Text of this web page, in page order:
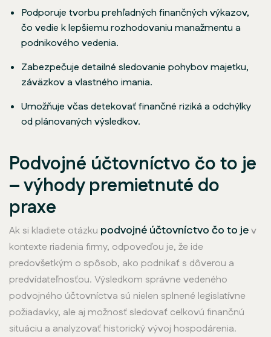
Podporuje tvorbu prehľadných finančných výkazov,
čo vedie k lepšiemu rozhodovaniu manažmentu a
podnikového vedenia.
Zabezpečuje detailné sledovanie pohybov majetku,
záväzkov a vlastného imania.
Umožňuje včas detekovať finančné riziká a odchýlky
od plánovaných výsledkov.
Podvojné účtovníctvo čo to je
– výhody premietnuté do
praxe
Ak si kladiete otázku podvojné účtovníctvo čo to jev
kontexte riadenia firmy, odpoveďou je, že ide
predovšetkým o spôsob, ako podnikať s dôverou a
predvídateľnosťou. Výsledkom správne vedeného
podvojného účtovníctva sú nielen splnené legislatívne
požiadavky, ale aj možnosť sledovať celkovú finančnú
situáciu a analyzovať historický vývoj hospodárenia.